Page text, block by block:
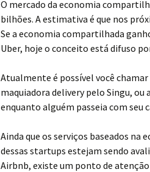
O mercado da economia
bilhões. A estimativa é que nos
Se a economia compartilhada
Uber, hoje o conceito está difuso
Atualmente é possível você chamar
maquiadora delivery pelo Singu, ou
enquanto alguém passeia com seu
Ainda que os serviços baseados
dessas startups estejam sendo
Airbnb, existe um ponto de